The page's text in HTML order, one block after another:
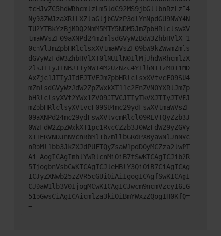
tcHJvZC5hdWRhcmlzLm5ldC92MS9jbGllbnRzLzI4
Ny93ZWJzaXRlLXZlaGljbGVzP3dlYnNpdGU9NWY4N
TU2YTBkYzBjMDQ2NmM5MTY5NDM5JmZpbHRlclswXV
tmaWVsZF09aXNPd24mZmlsdGVyWzBdW3ZhbHVlXT1
0cnVlJmZpbHRlclsxXVtmaWVsZF09bW9kZWwmZmls
dGVyWzFdW3ZhbHVlXT0lNUIlN0IlMjJhdWRhcmlzX
2lkJTIyJTNBJTIyNWI4M2UzNzc4YTlhNTIzMDI1MD
AxZjc1JTIyJTdEJTVEJmZpbHRlclsxXVtvcF09SU4
mZmlsdGVyWzJdW2ZpZWxkXT11c2FnZVN0YXRlJmZp
bHRlclsyXVt2YWx1ZV09JTVCJTIyTkVXJTIyJTVEJ
mZpbHRlclsyXVtvcF09SU4mc29ydFswXVtmaWVsZF
09aXNPd24mc29ydFswXVtvcmRlcl09REVTQyZzb3J
0WzFdW2ZpZWxkXT1pc1RvcCZzb3J0WzFdW29yZGVy
XT1ERVNDJnNvcnRbMl1bZmllbGRdPXByaWNlJnNvc
nRbMl1bb3JkZXJdPUFTQyZsaW1pdD0yMCZza2lwPT
AiLAogICAgImhlYWRlcnMiOiB7fSwKICAgICJib2R
5IjogbnVsbCwKICAgICJleHBlY3QiOiB7CiAgICAg
ICJyZXNwb25zZVR5cGUiOiAiIgogICAgfSwKICAgI
CJ0aW1lb3V0IjogMCwKICAgICJwcm9ncmVzcyI6IG
51bGwsCiAgICAicmlza3kiOiBmYWxzZQogIH0KfQ=
=